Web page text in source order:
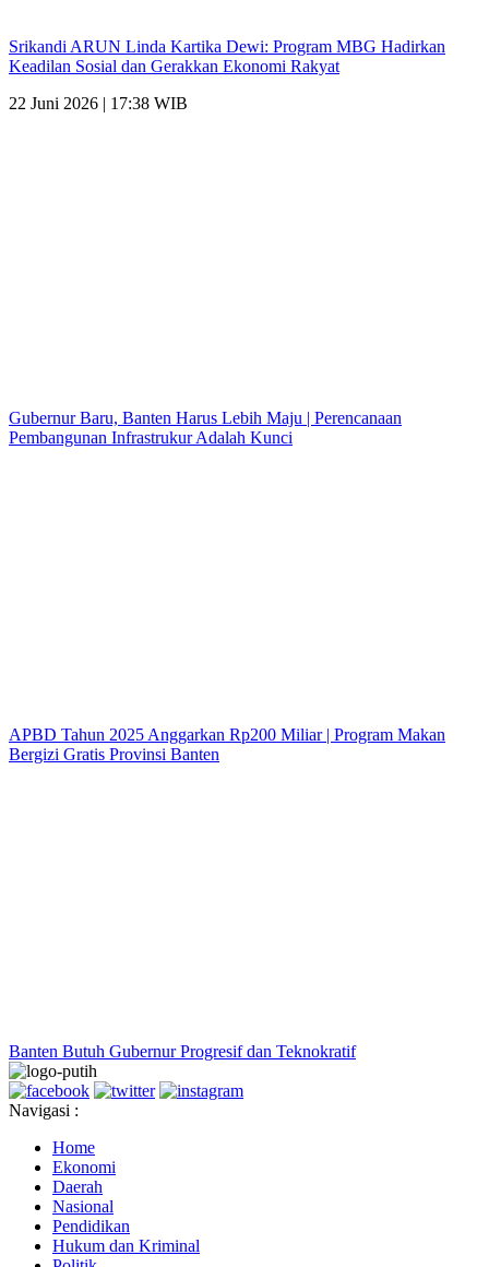
Srikandi ARUN Linda Kartika Dewi: Program MBG Hadirkan
Keadilan Sosial dan Gerakkan Ekonomi Rakyat
22 Juni 2026 | 17:38 WIB
Gubernur Baru, Banten Harus Lebih Maju | Perencanaan
Pembangunan Infrastrukur Adalah Kunci
APBD Tahun 2025 Anggarkan Rp200 Miliar | Program Makan
Bergizi Gratis Provinsi Banten
Banten Butuh Gubernur Progresif dan Teknokratif
Navigasi :
Home
Ekonomi
Daerah
Nasional
Pendidikan
Hukum dan Kriminal